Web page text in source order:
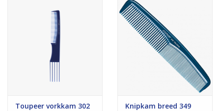
Toupeer vorkkam 302
Knipkam breed 349